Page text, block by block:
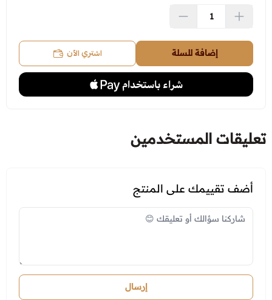
استعراض
إضافة للسلة اشتري الآن
تعليقات المستخدمين
أضف تقييمك على المنتج
إرسال